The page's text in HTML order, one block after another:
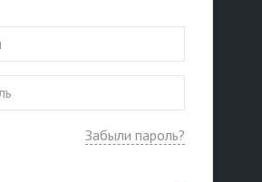
Забыли пароль?